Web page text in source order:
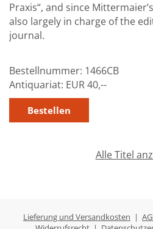
Praxis“, and since
also largely in charge of the
journal.
Bestellnummer: 1466CB
Antiquariat: EUR 40,--
Alle Titel
Lieferung und Versandkosten |